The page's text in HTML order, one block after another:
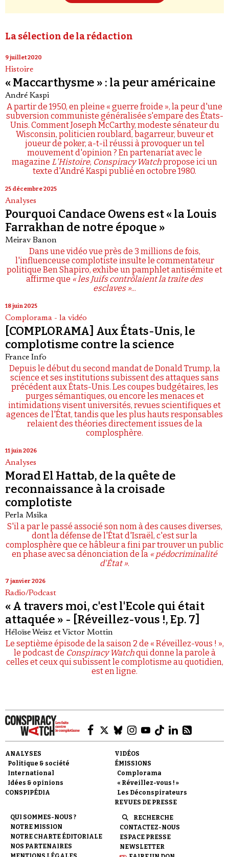
La sélection de la rédaction
9 juillet 2020
Histoire
« Maccarthysme » : la peur américaine
André Kaspi
A partir de 1950, en pleine « guerre froide », la peur d'une
subversion communiste généralisée s'empare des États-
Unis. Comment Joseph McCarthy, modeste sénateur du
Wisconsin, politicien roublard, bagarreur, buveur et
joueur de poker, a-t-il réussi à provoquer un tel
mouvement d'opinion ? En partenariat avec le
magazine L'Histoire, Conspiracy Watchpropose ici un
texte d'André Kaspi publié en octobre 1980.
25 décembre 2025
Analyses
Pourquoi Candace Owens est « la Louis
Farrakhan de notre époque »
Meirav Banon
Dans une vidéo vue près de 3 millions de fois,
l'influenceuse complotiste insulte le commentateur
politique Ben Shapiro, exhibe un pamphlet antisémite et
affirme que « les Juifs contrôlaient la traite des
esclaves »...
18 juin 2025
Complorama - la vidéo
[COMPLORAMA] Aux États-Unis, le
complotisme contre la science
France Info
Depuis le début du second mandat de Donald Trump, la
science et ses institutions subissent des attaques sans
précédent aux États-Unis. Les coupes budgétaires, les
purges sémantiques, ou encore les menaces et
intimidations visent universités, revues scientifiques et
agences de l'État, tandis que les plus hauts responsables
relaient des théories directement issues de la
complosphère.
11 juin 2026
Analyses
Morad El Hattab, de la quête de
reconnaissance à la croisade
complotiste
Perla Msika
S'il a par le passé associé son nom à des causes diverses,
dont la défense de l'État d'Israël, c'est sur la
complosphère que ce hâbleur a fini par trouver un public
en phase avec sa dénonciation de la « pédocriminalité
d'État ».
7 janvier 2026
Radio/Podcast
« A travers moi, c'est l'Ecole qui était
attaquée » - [Réveillez-vous !, Ep. 7]
Héloïse Weisz et Victor Mottin
Le septième épisode de la saison 2 de « Réveillez-vous ! »,
le podcast de Conspiracy Watchqui donne la parole à
celles et ceux qui subissent le complotisme au quotidien,
est en ligne.
ANALYSES
Politique & société
International
Idées & opinions
CONSPIPÉDIA
VIDÉOS
ÉMISSIONS
Complorama
« Réveillez-vous ! »
Les Déconspirateurs
REVUES DE PRESSE
QUI SOMMES-NOUS ?
NOTRE MISSION
NOTRE CHARTE ÉDITORIALE
NOS PARTENAIRES
RECHERCHE
CONTACTEZ-NOUS
ESPACE PRESSE
NEWSLETTER